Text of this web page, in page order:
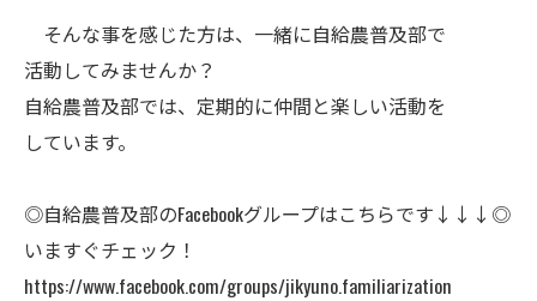
そんな事を感じた方は、一緒に自給農普及部で
活動してみませんか？
自給農普及部では、定期的に仲間と楽しい活動を
しています。
◎自給農普及部のFacebookグループはこちらです↓↓↓◎
いますぐチェック！
https://www.facebook.com/groups/jikyuno.familiarization